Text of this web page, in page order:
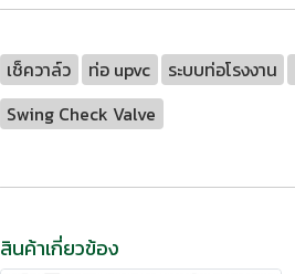
เช็ควาล์ว ท่อ upvc ระบบท่อโรงงาน
Swing Check Valve
สินค้าเกี่ยวข้อง